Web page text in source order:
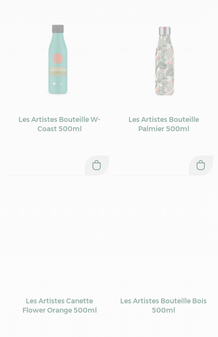
Les Artistes Bouteille W-
Coast 500ml
Les Artistes Bouteille
Palmier 500ml
Les Artistes Canette
Flower Orange 500ml
Les Artistes Bouteille Bois
500ml